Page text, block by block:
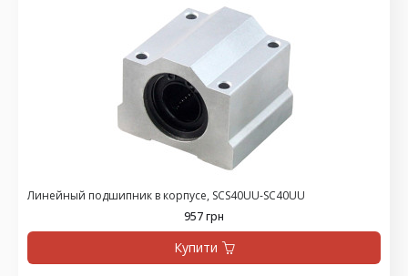
Линейный подшипник в корпусе, SCS40UU-SC40UU
957 грн
Купити